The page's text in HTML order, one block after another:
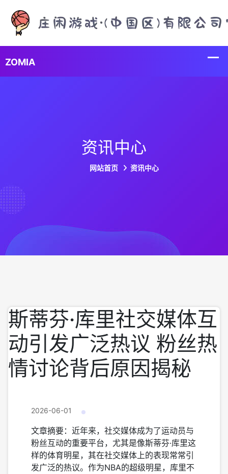
资讯中心
网站首页 资讯中心
斯蒂芬·库里社交媒体互
动引发广泛热议 粉丝热
情讨论背后原因揭秘
2026-06-01
文章摘要：近年来，社交媒体成为了运动员与
粉丝互动的重要平台，尤其是像斯蒂芬·库里这
样的体育明星，其在社交媒体上的表现常常引
发广泛的热议。作为NBA的超级明星，库里不